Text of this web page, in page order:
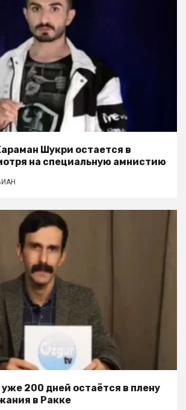
Шукри остается в
на специальную амнистию
200 дней остаётся в плену
в Ракке